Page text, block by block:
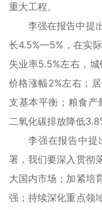
重大工程。
李强在报告中提
长4.5%—5%，在实
失业率5.5%左右，
价格涨幅2%左右；
支基本平衡；粮食产
二氧化碳排放降低
李强在报告中提
署，我们要深入贯彻
大国内市场；加紧培
强；持续深化重点领